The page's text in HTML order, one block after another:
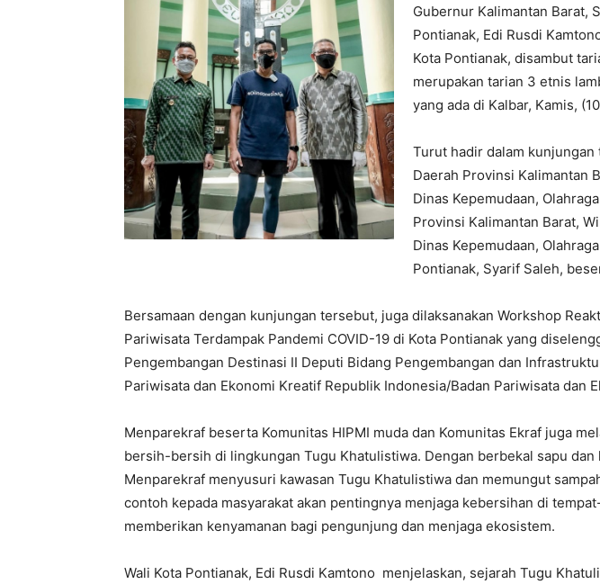
Gubernur Kalimantan Barat,
Pontianak, Edi Rusdi
Kota Pontianak, disambut
merupakan tarian 3 etnis
yang ada di Kalbar, Kamis,
Turut hadir dalam
Daerah Provinsi Kalimantan
Dinas Kepemudaan,
Provinsi Kalimantan Barat,
Dinas Kepemudaan,
Pontianak, Syarif Saleh,
Bersamaan dengan kunjungan tersebut, juga dilaksanakan Workshop
Pariwisata Terdampak Pandemi COVID-19 di Kota Pontianak yang
Pengembangan Destinasi II Deputi Bidang Pengembangan dan
Pariwisata dan Ekonomi Kreatif Republik Indonesia/Badan Pariwisata dan
Menparekraf beserta Komunitas HIPMI muda dan Komunitas Ekraf juga
bersih-bersih di lingkungan Tugu Khatulistiwa. Dengan berbekal sapu dan
Menparekraf menyusuri kawasan Tugu Khatulistiwa dan memungut
contoh kepada masyarakat akan pentingnya menjaga kebersihan di
memberikan kenyamanan bagi pengunjung dan menjaga ekosistem.
Wali Kota Pontianak, Edi Rusdi Kamtono menjelaskan, sejarah Tugu